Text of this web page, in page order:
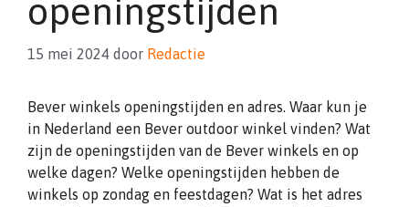
openingstijden
15 mei 2024 door Redactie
Bever winkels openingstijden en adres. Waar kun je
in Nederland een Bever outdoor winkel vinden? Wat
zijn de openingstijden van de Bever winkels en op
welke dagen? Welke openingstijden hebben de
winkels op zondag en feestdagen? Wat is het adres